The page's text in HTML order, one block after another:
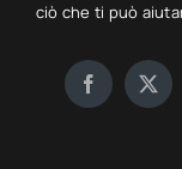
ciò che ti può